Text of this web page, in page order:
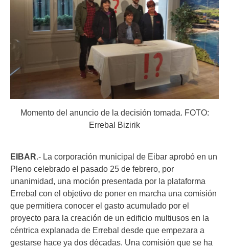
Momento del anuncio de la decisión tomada. FOTO:
Errebal Bizirik
EIBAR .- La corporación municipal de Eibar aprobó en un
Pleno celebrado el pasado 25 de febrero, por
unanimidad, una moción presentada por la plataforma
Errebal con el objetivo de poner en marcha una comisión
que permitiera conocer el gasto acumulado por el
proyecto para la creación de un edificio multiusos en la
céntrica explanada de Errebal desde que empezara a
gestarse hace ya dos décadas. Una comisión que se ha